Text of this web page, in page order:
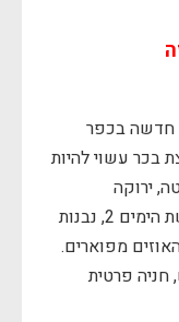
חדשה בכפר
בכר עשוי להיות
ירוקה
ומבוקשת במרכז כפר סבא, ברחוב ששת הימים 2, נבנות
מפוארים.
פרטית